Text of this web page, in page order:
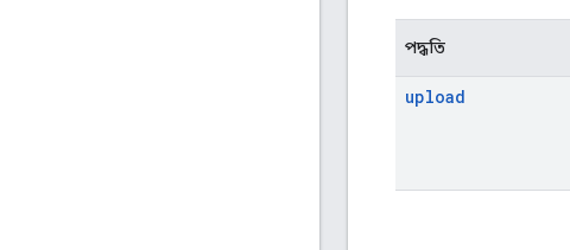
পদ্ধতি
upload